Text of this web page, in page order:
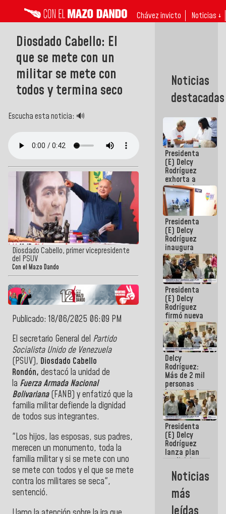
Chávez invicto Noticias ↓
Diosdado Cabello: El
que se mete con un
militar se mete con
todos y termina seco
Escucha esta noticia: 🔊
Diosdado Cabello, primer vicepresidente
del PSUV
Con el Mazo Dando
Publicado: 18/06/2025 06:09 PM
El secretario General del Partido
Socialista Unido de Venezuela
(PSUV), Diosdado Cabello
Rondón, destacó la unidad de
la Fuerza Armada Nacional
Bolivariana(FANB) y enfatizó que la
familia militar defiende la dignidad
de todos sus integrantes.
"Los hijos, las esposas, sus padres,
merecen un monumento, toda la
familia militar y si se mete con uno
se mete con todos y el que se mete
contra los militares se seca",
sentenció.
Noticias
destacadas
Presidenta
(E) Delcy
Rodríguez
exhorta a
gobernadores
y alcaldes a
edificar
casas para
abuelos
Presidenta
(E) Delcy
Rodríguez
inaugura
casa de los
Abuelos
Primavera
en Caracas
Presidenta
(E) Delcy
Rodríguez
firmó nueva
de Ley de
Arrendamiento
aprobada
por la AN
Delcy
Rodríguez:
Más de 2 mil
personas
beneficiadas
con planes
para
atención de
emergencia
sísmica en
la última
semana
Presidenta
(E) Delcy
Rodríguez
lanza plan
crediticio
con subsidio
a Juntas de
Condominio
Noticias
más